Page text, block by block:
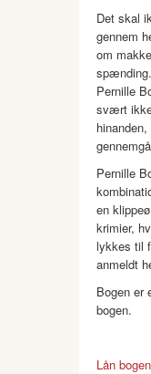
Det skal
gennem
om
Pernille
svært ikke
Pernille
en
krimier,
lykkes til
anmeldt
Bogen er
bogen.
Lån